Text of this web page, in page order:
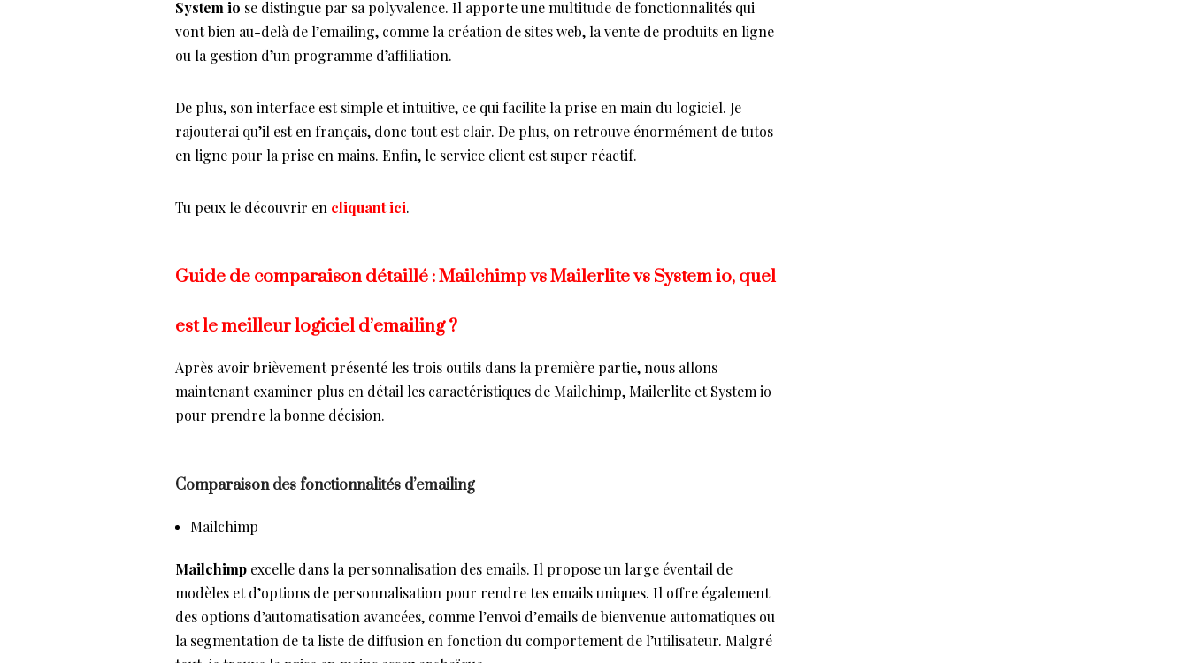
System io se distingue par sa polyvalence. Il apporte une multitude de fonctionnalités qui
vont bien au-delà de l’emailing, comme la création de sites web, la vente de produits en ligne
ou la gestion d’un programme d’affiliation.
De plus, son interface est simple et intuitive, ce qui facilite la prise en main du logiciel. Je
rajouterai qu’il est en français, donc tout est clair. De plus, on retrouve énormément de tutos
en ligne pour la prise en mains. Enfin, le service client est super réactif.
Tu peux le découvrir en cliquant ici.
Guide de comparaison détaillé : Mailchimp vs Mailerlite vs System io, quel
est le meilleur logiciel d’emailing ?
Après avoir brièvement présenté les trois outils dans la première partie, nous allons
maintenant examiner plus en détail les caractéristiques de Mailchimp, Mailerlite et System io
pour prendre la bonne décision.
Comparaison des fonctionnalités d’emailing
Mailchimp
Mailchimpexcelle dans la personnalisation des emails. Il propose un large éventail de
modèles et d’options de personnalisation pour rendre tes emails uniques. Il offre également
des options d’automatisation avancées, comme l’envoi d’emails de bienvenue automatiques ou
la segmentation de ta liste de diffusion en fonction du comportement de l’utilisateur. Malgré